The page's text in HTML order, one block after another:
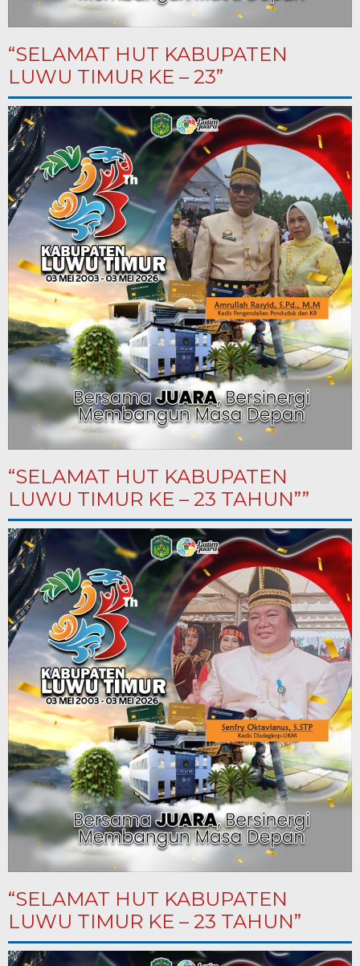
“SELAMAT HUT KABUPATEN
LUWU TIMUR KE – 23”
“SELAMAT HUT KABUPATEN
LUWU TIMUR KE – 23 TAHUN””
“SELAMAT HUT KABUPATEN
LUWU TIMUR KE – 23 TAHUN”